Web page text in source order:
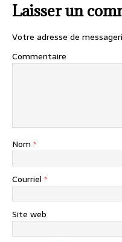
Laisser un
Votre adresse de
Commentaire
Nom *
Courriel *
Site web